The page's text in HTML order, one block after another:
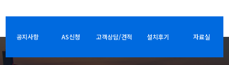
공지사항 AS신청 고객상담/견적 설치후기 자료실